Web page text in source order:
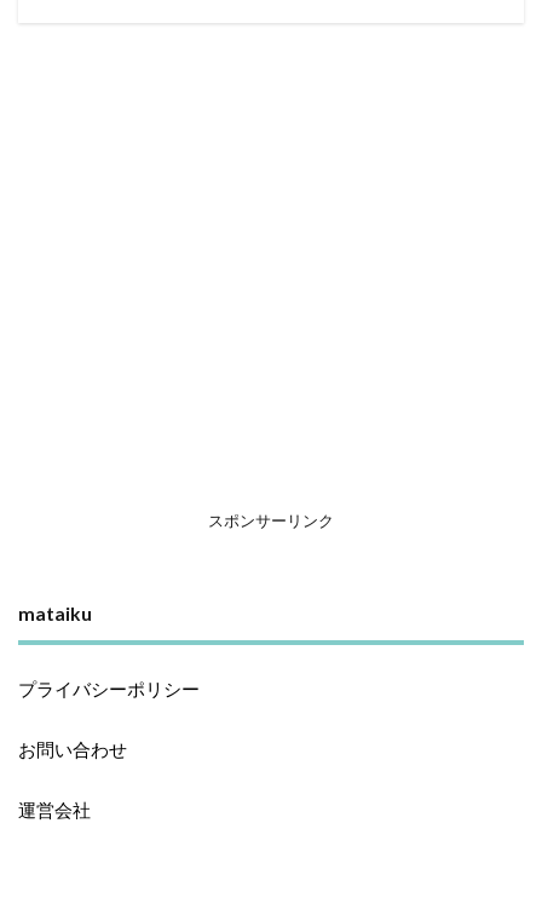
スポンサーリンク
mataiku
プライバシーポリシー
お問い合わせ
運営会社